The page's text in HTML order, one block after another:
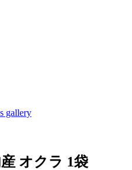
gallery
オクラ 1袋